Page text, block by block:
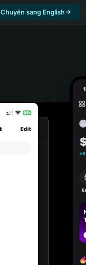
Chuyển sang English